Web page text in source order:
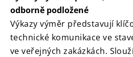
odborně podložené
Výkazy výměr představují
technické komunikace ve
ve veřejných zakázkách.